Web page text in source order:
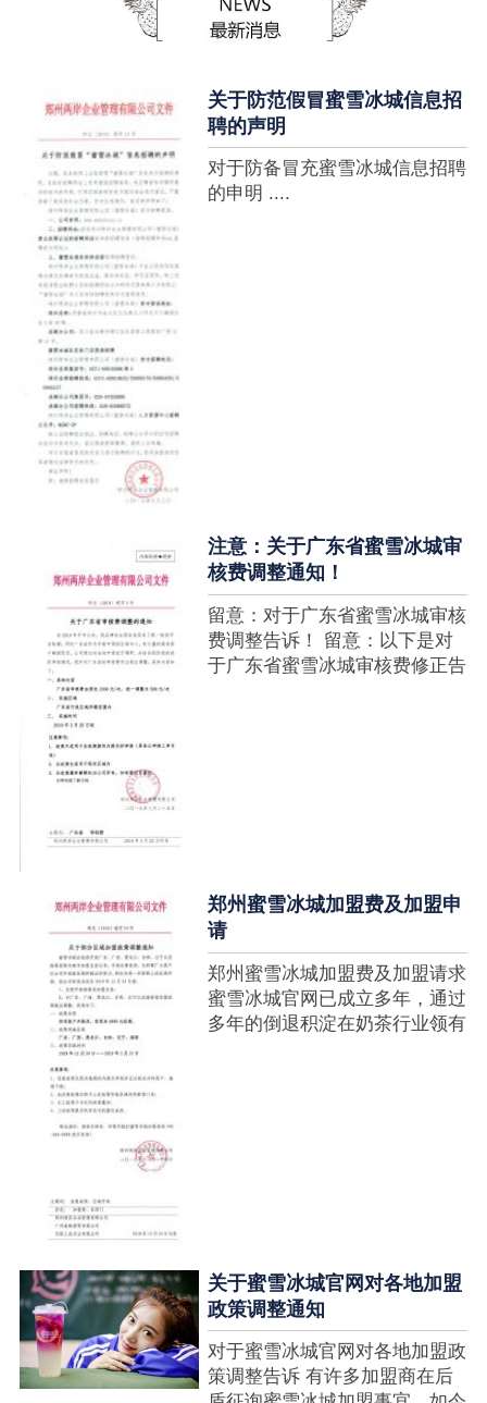
个自1997年开始营业的街边奶
茶店正逐渐展露它的锋芒。不过
关于防范假冒蜜雪冰城信息招
聘的声明
对于防备冒充蜜雪冰城信息招聘
的申明 ....
注意：关于广东省蜜雪冰城审
核费调整通知！
留意：对于广东省蜜雪冰城审核
费调整告诉！ 留意：以下是对
于广东省蜜雪冰城审核费修正告
郑州蜜雪冰城加盟费及加盟申
请
郑州蜜雪冰城加盟费及加盟请求
蜜雪冰城官网已成立多年，通过
多年的倒退积淀在奶茶行业领有
关于蜜雪冰城官网对各地加盟
政策调整通知
对于蜜雪冰城官网对各地加盟政
策调整告诉 有许多加盟商在后